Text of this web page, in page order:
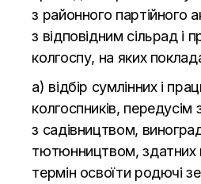
з районного партійного
з відповідним сільрад і
колгоспу, на яких
а) відбір сумлінних і
колгоспників, передусім
з садівництвом,
тютюнництвом, здатних
термін освоїти родючі